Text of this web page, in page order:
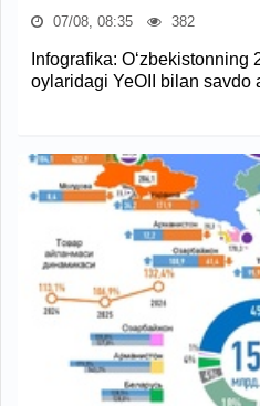
07/08, 08:35 382
Infografika:
oylaridagi YeOII bilan savdo